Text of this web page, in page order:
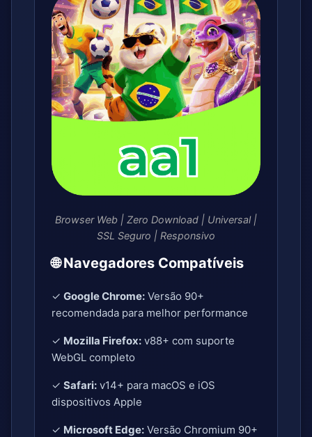
Browser Web | Zero Download | Universal |
SSL Seguro | Responsivo
🌐 Navegadores Compatíveis
✓ Google Chrome: Versão 90+
recomendada para melhor performance
✓ Mozilla Firefox: v88+ com suporte
WebGL completo
✓ Safari: v14+ para macOS e iOS
dispositivos Apple
✓ Microsoft Edge: Versão Chromium 90+